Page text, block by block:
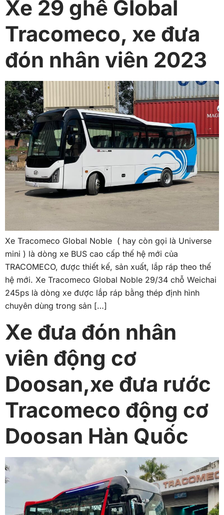
Xe 29 ghế Global
Tracomeco, xe đưa
đón nhân viên 2023
Xe Tracomeco Global Noble ( hay còn gọi là Universe
mini ) là dòng xe BUS cao cấp thế hệ mới của
TRACOMECO, được thiết kế, sản xuất, lắp ráp theo thế
hệ mới. Xe Tracomeco Global Noble 29/34 chỗ Weichai
245ps là dòng xe được lắp ráp bằng thép định hình
chuyên dùng trong sản […]
Xe đưa đón nhân
viên động cơ
Doosan,xe đưa rước
Tracomeco động cơ
Doosan Hàn Quốc